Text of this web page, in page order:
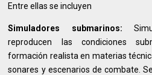
Entre ellas se incluyen
Simuladores submarinos:
reproducen las condiciones
formación realista en materias
sonares y escenarios de combate.